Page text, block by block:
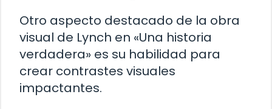
Otro aspecto destacado de la obra
visual de Lynch en «Una historia
verdadera» es su habilidad para
crear contrastes visuales
impactantes.